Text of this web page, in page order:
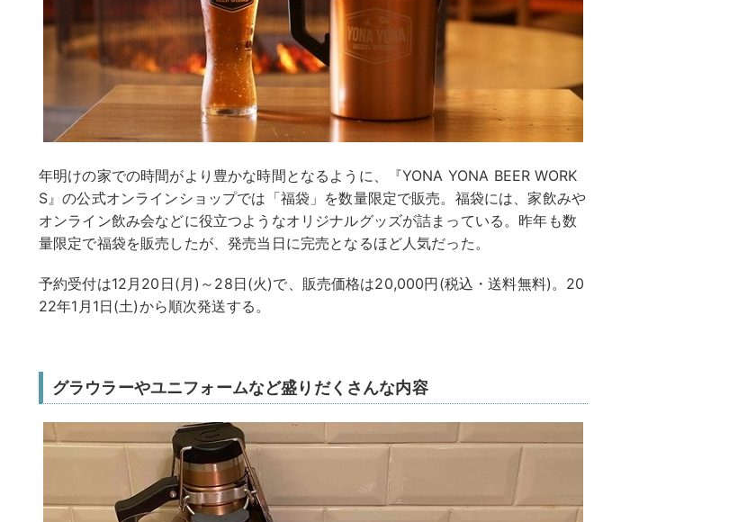
年明けの家での時間がより豊かな時間となるように、『YONA YONA BEER WORK
S』の公式オンラインショップでは「福袋」を数量限定で販売。福袋には、家飲みや
オンライン飲み会などに役立つようなオリジナルグッズが詰まっている。昨年も数
量限定で福袋を販売したが、発売当日に完売となるほど人気だった。
予約受付は12月20日(月)～28日(火)で、販売価格は20,000円(税込・送料無料)。20
22年1月1日(土)から順次発送する。
グラウラーやユニフォームなど盛りだくさんな内容